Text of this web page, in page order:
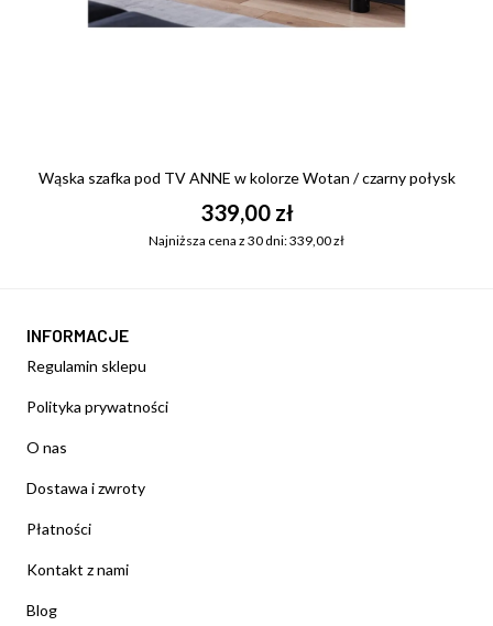
Wąska szafka pod TV ANNE w kolorze Wotan / czarny połysk
339,00 zł
Najniższa cena z 30 dni: 339,00 zł
INFORMACJE
Regulamin sklepu
Polityka prywatności
O nas
Dostawa i zwroty
Płatności
Kontakt z nami
Blog